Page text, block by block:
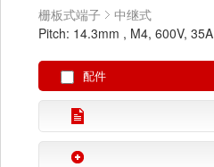
栅板式端子
中继式
Pitch: 14.3mm , M4, 600V, 35A
配件